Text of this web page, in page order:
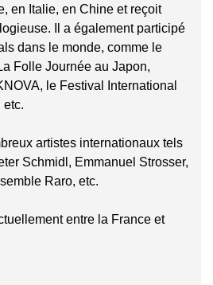
en Italie, en Chine et reçoit
Il a également participé
dans le monde, comme le
Folle Journée au Japon,
le Festival International
etc.
artistes internationaux tels
Schmidl, Emmanuel Strosser,
Raro, etc.
entre la France et